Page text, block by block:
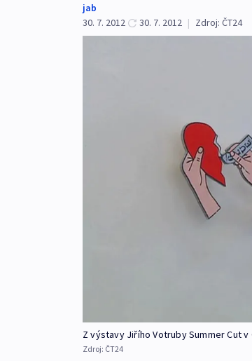
jab
30. 7. 2012
30. 7. 2012 | Zdroj: ČT24
Z výstavy Jiřího Votruby Summer Cut v
Zdroj: ČT24